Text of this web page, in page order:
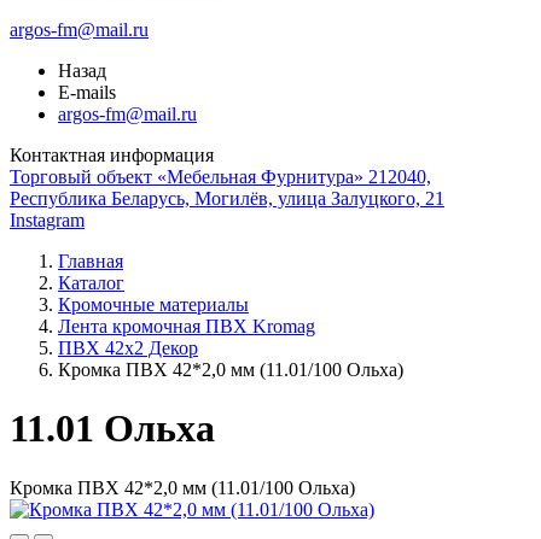
argos-fm@mail.ru
Назад
E-mails
argos-fm@mail.ru
Контактная информация
Торговый объект «Мебельная Фурнитура» 212040,
Республика Беларусь, Могилёв, улица Залуцкого, 21
Instagram
Главная
Каталог
Кромочные материалы
Лента кромочная ПВХ Kromag
ПВХ 42x2 Декор
Кромка ПВХ 42*2,0 мм (11.01/100 Ольха)
11.01 Ольха
Кромка ПВХ 42*2,0 мм (11.01/100 Ольха)